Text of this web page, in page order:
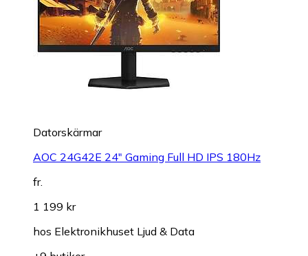
Datorskärmar
AOC 24G42E 24" Gaming Full HD IPS 180Hz
fr.
1 199 kr
hos Elektronikhuset Ljud & Data